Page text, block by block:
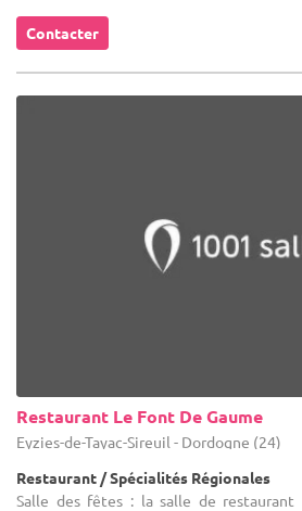
Contacter
Restaurant Le Font De Gaume
Eyzies-de-Tayac-Sireuil - Dordogne (24)
Restaurant / Spécialités Régionales
Salle des fêtes : la salle de restaurant